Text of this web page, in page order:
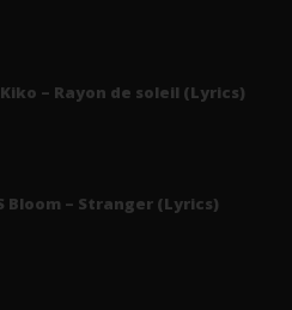
– Rayon de soleil (Lyrics)
Bloom – Stranger (Lyrics)